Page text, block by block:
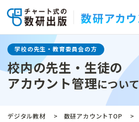
学校の先生・教育委員会の方
校内の先生・生徒の
アカウント管理について
デジタル教材
数研アカウントTOP